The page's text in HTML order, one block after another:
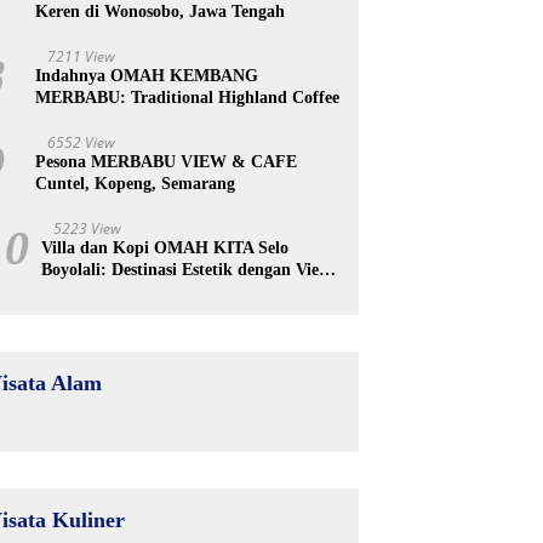
Keren di Wonosobo, Jawa Tengah
7211 View
Indahnya OMAH KEMBANG
MERBABU: Traditional Highland Coffee
6552 View
Pesona MERBABU VIEW & CAFE
Cuntel, Kopeng, Semarang
5223 View
Villa dan Kopi OMAH KITA Selo
Boyolali: Destinasi Estetik dengan View
Alam
Kuliner